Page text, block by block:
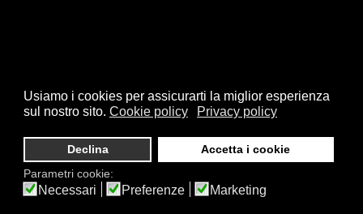
Usiamo i cookies per assicurarti la miglior esperienza
sul nostro sito. Cookie policy Privacy policy
Declina
Accetta i cookie
Parametri cookie:
Necessari Preferenze Marketing